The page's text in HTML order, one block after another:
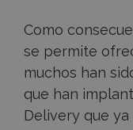
Como
se permite
muchos han
que han
Delivery que